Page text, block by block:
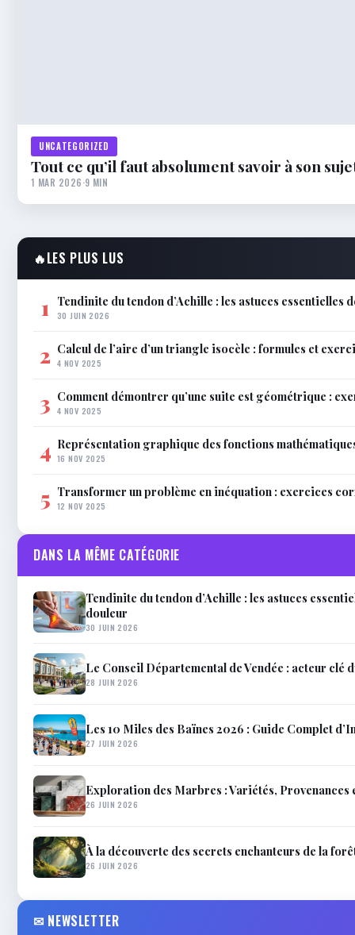
UNCATEGORIZED
Tout ce qu’il faut absolument savoir à son
1 MAR 2026·9 MIN
🔥LES PLUS LUS
1 Tendinite du tendon d’Achille : les astuces
30 JUIN 2026
2 Calcul de l’aire d’un triangle isocèle : formules et
4 NOV 2025
3 Comment démontrer qu’une suite est géométrique :
4 NOV 2025
4 Représentation graphique des fonctions
16 NOV 2025
5 Transformer un problème en inéquation : exercices
12 NOV 2025
DANS LA MÊME CATÉGORIE
Tendinite du tendon d’Achille : les astuces
douleur
30 JUIN 2026
Le Conseil Départemental de Vendée : acteur clé
28 JUIN 2026
Les 10 Miles des Baïnes 2026 : Guide Complet
27 JUIN 2026
Exploration des Marbres : Variétés,
26 JUIN 2026
À la découverte des secrets enchanteurs de la
26 JUIN 2026
✉ NEWSLETTER